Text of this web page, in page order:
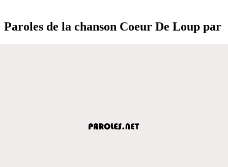
Paroles de la chanson Coeur De Loup par